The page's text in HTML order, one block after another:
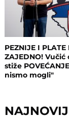
PEZNIJE I PLATE
ZAJEDNO!
stiže
nismo mogli"